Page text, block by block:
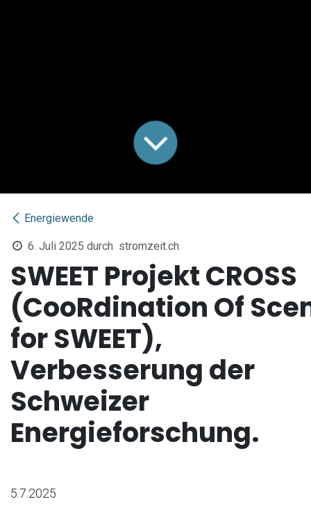
Energiewende
6. Juli 2025 durch stromzeit.ch
SWEET Projekt CROSS
(CooRdination Of
for SWEET),
Verbesserung der
Schweizer
Energieforschung.
5.7.2025